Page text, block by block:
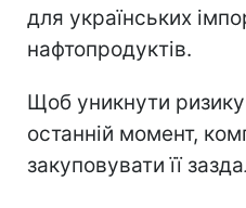
для українських
нафтопродуктів.
Щоб уникнути
останній момент,
закуповувати її